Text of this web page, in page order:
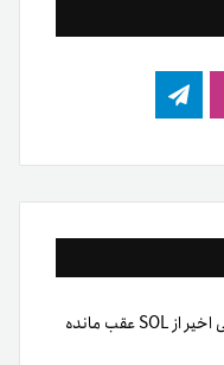
تلگرام
اتریوم در برابر سولانا؛ چرا ETH در رالی اخیر از SOL عقب مانده